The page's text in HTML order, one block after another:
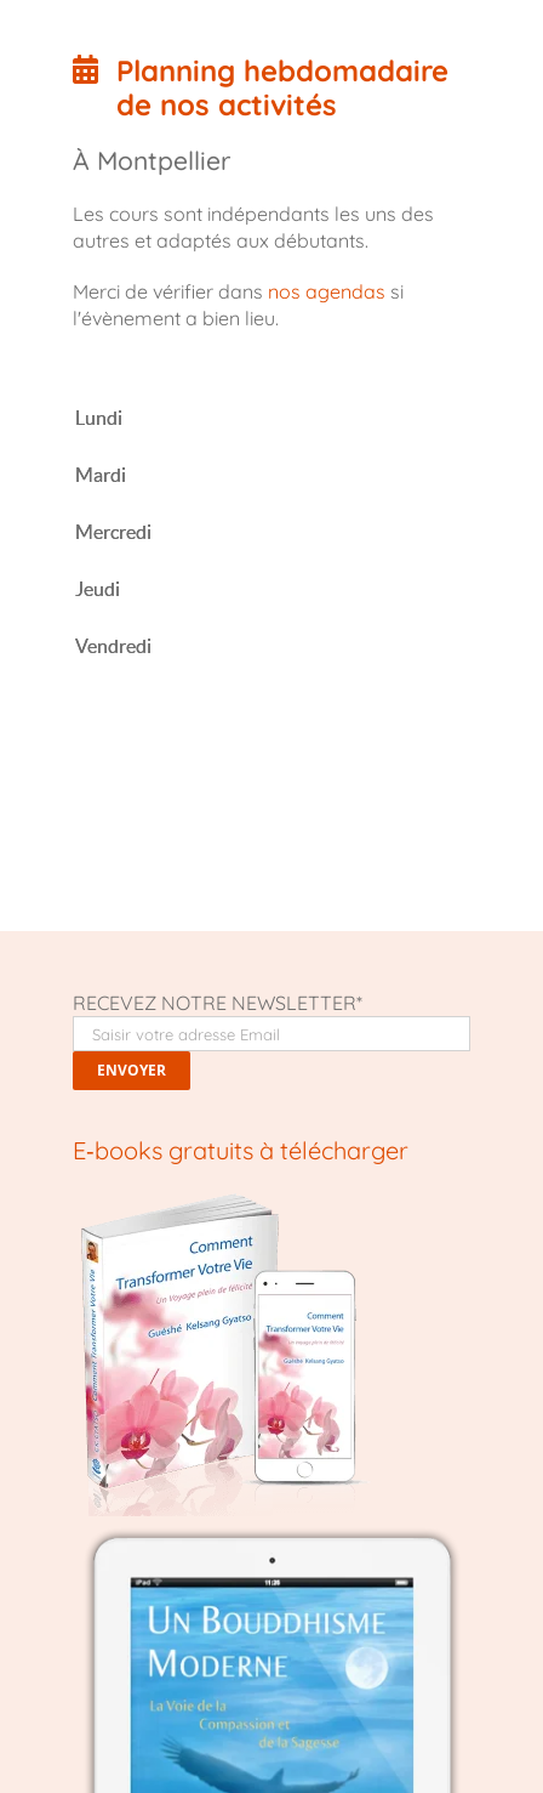
Planning hebdomadaire
de nos activités
À Montpellier
Les cours sont indépendants les uns des
autres et adaptés aux débutants.
Merci de vérifier dans nos agendas si
l'évènement a bien lieu.
Lundi
Mardi
Mercredi
Jeudi
Vendredi
RECEVEZ NOTRE NEWSLETTER*
E‑books gratuits à télécharger